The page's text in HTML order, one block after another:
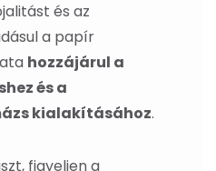
és az
a papír
hozzájárul a
és a
kialakításához.
figyeljen a